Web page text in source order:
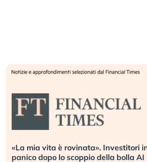
«La mia vita è rovinata». Investitori
panico dopo lo scoppio della bolla AI